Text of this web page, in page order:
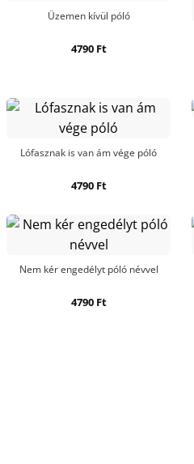
Üzemen kívül póló
4790 Ft
Lófasznak is van ám vége póló
4790 Ft
Nem kér engedélyt póló névvel
4790 Ft